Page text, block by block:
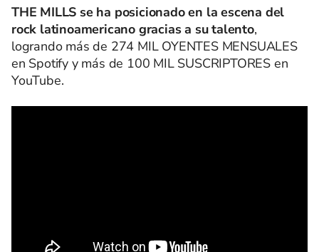
THE MILLS se ha posicionado en la escena del
rock latinoamericano gracias a su talento,
logrando más de 274 MIL OYENTES MENSUALES
en Spotify y más de 100 MIL SUSCRIPTORES en
YouTube.